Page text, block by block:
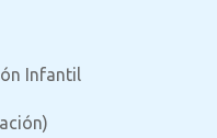
Infantil